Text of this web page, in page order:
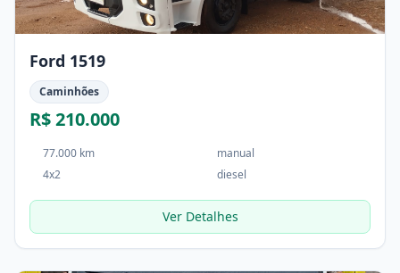
Ford 1519
Caminhões
R$ 210.000
77.000 km
manual
4x2
diesel
Ver Detalhes